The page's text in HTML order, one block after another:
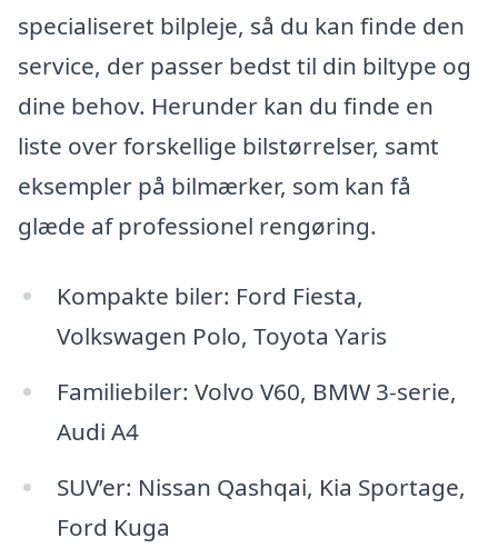
specialiseret bilpleje, så du kan finde den
service, der passer bedst til din biltype og
dine behov. Herunder kan du finde en
liste over forskellige bilstørrelser, samt
eksempler på bilmærker, som kan få
glæde af professionel rengøring.
Kompakte biler: Ford Fiesta,
Volkswagen Polo, Toyota Yaris
Familiebiler: Volvo V60, BMW 3-serie,
Audi A4
SUV’er: Nissan Qashqai, Kia Sportage,
Ford Kuga